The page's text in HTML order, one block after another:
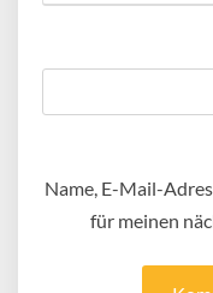
Name, E-Mail-
für meinen